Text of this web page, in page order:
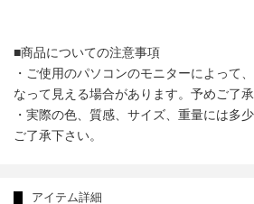
■商品についての注意事項
・ご使用のパソコンのモニターによって
なって見える場合があります。予めご了承
・実際の色、質感、サイズ、重量には多
ご了承下さい。
アイテム詳細